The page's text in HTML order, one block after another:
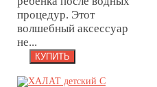
процедур. Этот
волшебный аксессуар
не...